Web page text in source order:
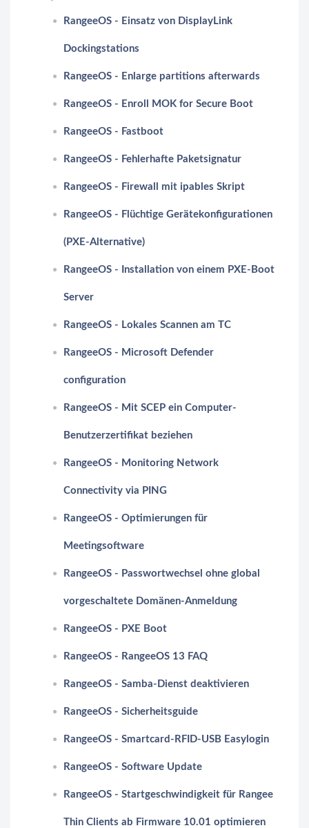
RangeeOS - Einsatz von DisplayLink
Dockingstations
RangeeOS - Enlarge partitions afterwards
RangeeOS - Enroll MOK for Secure Boot
RangeeOS - Fastboot
RangeeOS - Fehlerhafte Paketsignatur
RangeeOS - Firewall mit ipables Skript
RangeeOS - Flüchtige Gerätekonfigurationen
(PXE-Alternative)
RangeeOS - Installation von einem PXE-Boot
Server
RangeeOS - Lokales Scannen am TC
RangeeOS - Microsoft Defender
configuration
RangeeOS - Mit SCEP ein Computer-
Benutzerzertifikat beziehen
RangeeOS - Monitoring Network
Connectivity via PING
RangeeOS - Optimierungen für
Meetingsoftware
RangeeOS - Passwortwechsel ohne global
vorgeschaltete Domänen-Anmeldung
RangeeOS - PXE Boot
RangeeOS - RangeeOS 13 FAQ
RangeeOS - Samba-Dienst deaktivieren
RangeeOS - Sicherheitsguide
RangeeOS - Smartcard-RFID-USB Easylogin
RangeeOS - Software Update
RangeeOS - Startgeschwindigkeit für Rangee
Thin Clients ab Firmware 10.01 optimieren